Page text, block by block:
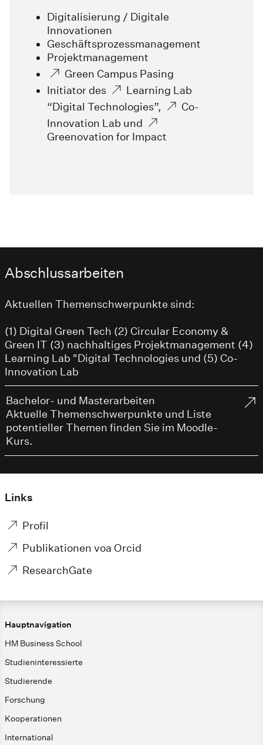
Digitalisierung / Digitale
Innovationen
Geschäftsprozessmanagement
Projektmanagement
Green Campus Pasing
Initiator des
Learning Lab
“Digital Technologies”,
Co-
Innovation Lab und
Greenovation for Impact
Abschlussarbeiten
Aktuellen Themenschwerpunkte sind:
(1) Digital Green Tech (2) Circular Economy &
Green IT (3) nachhaltiges Projektmanagement (4)
Learning Lab "Digital Technologies und (5) Co-
Innovation Lab
Bachelor- und Masterarbeiten
Aktuelle Themenschwerpunkte und Liste
potentieller Themen finden Sie im Moodle-
Kurs.
Links
Profil
Publikationen voa Orcid
ResearchGate
Hauptnavigation
HM Business School
Studieninteressierte
Studierende
Forschung
Kooperationen
International